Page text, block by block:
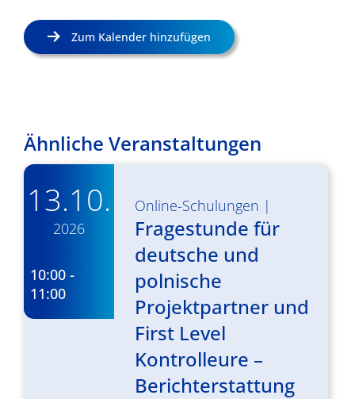
Zum Kalender hinzufügen
Ähnliche Veranstaltungen
13.10.
2026
-
10:00 -
11:00
Online-Schulungen |
Fragestunde für
deutsche und
polnische
Projektpartner und
First Level
Kontrolleure –
Berichterstattung